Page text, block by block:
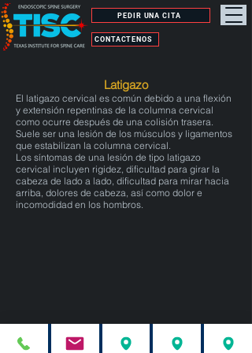
CONTÁCTENOS
PEDIR UNA CITA
Latigazo
El latigazo cervical es común debido a una flexión
y extensión repentinas de la columna cervical
como ocurre después de una colisión trasera.
Suele ser una lesión de los músculos y ligamentos
que estabilizan la columna cervical.
Los síntomas de una lesión de tipo latigazo
cervical incluyen rigidez, dificultad para girar la
cabeza de lado a lado, dificultad para mirar hacia
arriba, dolores de cabeza, así como dolor e
incomodidad en los hombros.